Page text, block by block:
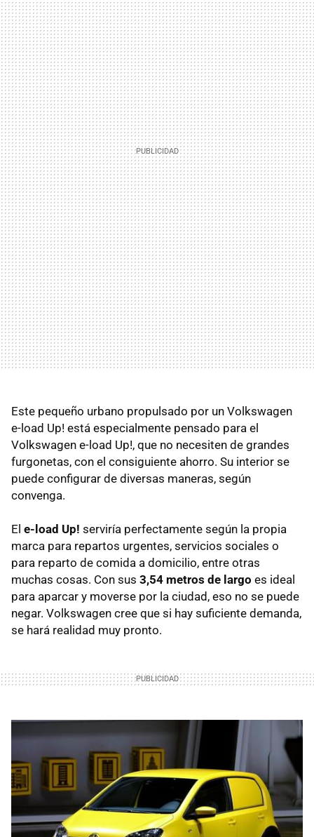
Este pequeño urbano propulsado por un Volkswagen
e-load Up! está especialmente pensado para el
Volkswagen e-load Up!, que no necesiten de grandes
furgonetas, con el consiguiente ahorro. Su interior se
puede configurar de diversas maneras, según
convenga.
El e-load Up! serviría perfectamente según la propia
marca para repartos urgentes, servicios sociales o
para reparto de comida a domicilio, entre otras
muchas cosas. Con sus 3,54 metros de largo es ideal
para aparcar y moverse por la ciudad, eso no se puede
negar. Volkswagen cree que si hay suficiente demanda,
se hará realidad muy pronto.